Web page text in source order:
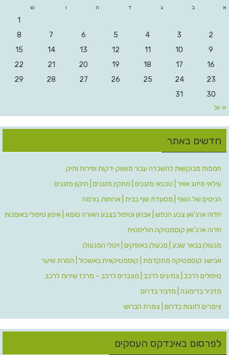
א ב ג ד ה ו ש
1
2
3
4
5
6
7
8
9
10
11
12
13
14
15
16
17
18
19
20
21
22
23
24
25
26
27
28
29
30
31
« יול
חדשים באתר
חממות מבוקשות להשכרה עבור משווק ירקות ופירות ותיק
עילאי מיזוג אוויר | טכנאי מזגנים | מתקין מזגנים | תיקון מזגנים
הניסים של השף | מסעדת שף בבית | ארוחות גורמה
חדוה ארג'ואן צבע הנפש | אבחון וטיפול בצבע האורה סומא | אימון טיפולי באומנות
חדוה ארג’ואן קוסמטיקה הוליסטית
מנעולן בבאר שבע | מנעולן באופקים | ויטלי המנעולן
אבישג קוסמטיקה מתקדמת | קוסמטיקאית באשכול | הסרת שיער
טיפולים לרכב | צמיגים לרכב | מצברים לרכב – מרכז שירות לרכב
מדביר בדימונה | מדביר בדרום
צימרים לזוגות בדרום | צמרת הברוש
לפרסום באינדקס העסקים